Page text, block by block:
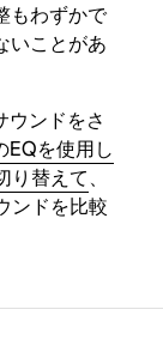
もわずかで
いことがあ
ウンドをさ
EQを使用し
り替えて、
ンドを比較